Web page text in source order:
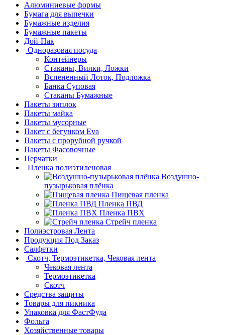
Алюминиевые формы
Бумага для выпечки
Бумажные изделия
Бумажные пакеты
Дой-Пак
Одноразовая посуда
Контейнеры
Стаканы, Вилки, Ложки
Вспененный Лоток, Подложка
Банка Суповая
Стаканы Бумажные
Пакеты зиплок
Пакеты майка
Пакеты мусорные
Пакет с бегунком Eva
Пакеты с прорубной ручкой
Пакеты Фасовочные
Перчатки
Пленка полиэтиленовая
Воздушно-
пузырьковая плёнка
Пищевая пленка
Пленка ПВД
Пленка ПВХ
Стрейч пленка
Полиэстровая Лента
Продукция Под Заказ
Салфетки
Скотч, Термоэтикетка, Чековая лента
Чековая лента
Термоэтикетка
Скотч
Средства защиты
Товары для пикника
Упаковка для ФастФуда
Фольга
Хозяйственные товары